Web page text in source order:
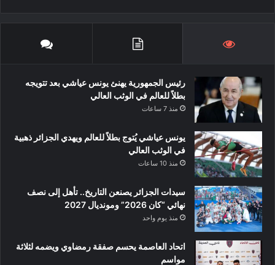
رئيس الجمهورية يهنئ يونس عياشي بعد تتويجه
بطلاً للعالم في الوثب العالي
منذ 7 ساعات
يونس عياشي يُتوج بطلاً للعالم ويهدي الجزائر ذهبية
في الوثب العالي
منذ 10 ساعات
سيدات الجزائر يصنعن التاريخ.. تأهل إلى نصف
نهائي “كان 2026” ومونديال 2027
منذ يوم واحد
اتحاد العاصمة يحسم صفقة رمضاوي ويضمه لثلاثة
مواسم